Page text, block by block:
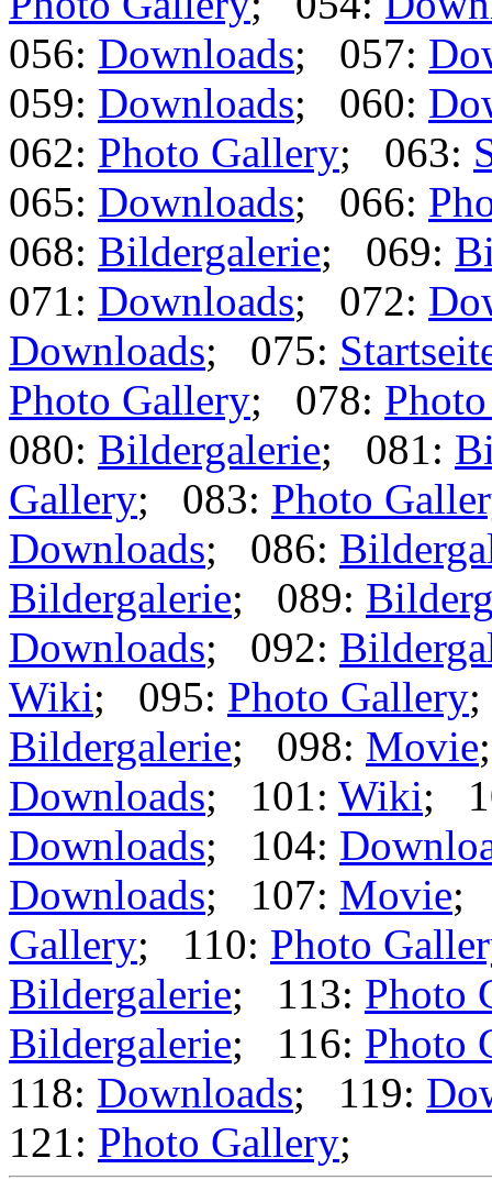
056: Downloads; 057:
059: Downloads; 060:
062: Photo Gallery; 063:
065: Downloads; 066:
068: Bildergalerie; 069:
071: Downloads; 072:
Downloads; 075:
Photo Gallery; 078:
080: Bildergalerie; 081:
Gallery; 083: Photo
Downloads; 086:
Bildergalerie; 089:
Downloads; 092:
Wiki; 095: Photo Gallery
Bildergalerie; 098: Movie
Downloads; 101: Wiki;
Downloads; 104:
Downloads; 107: Movie;
Gallery; 110: Photo
Bildergalerie; 113: Photo
Bildergalerie; 116: Photo
118: Downloads; 119:
121: Photo Gallery;